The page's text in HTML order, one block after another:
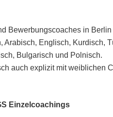
Bewerbungscoaches in Berlin
Englisch, Kurdisch,
Bulgarisch und Polnisch.
auch explizit mit weiblichen
Einzelcoachings